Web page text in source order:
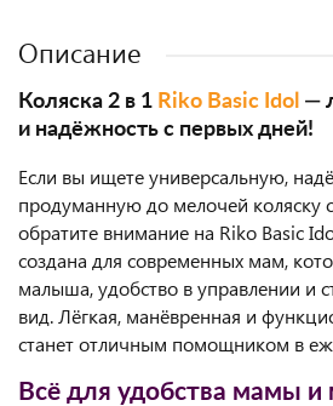
Описание
Коляска 2 в 1 Riko Basic Idol —
и надёжность с первых дней!
Если вы ищете универсальную,
продуманную до мелочей
обратите внимание на Riko Basic
создана для современных мам,
малыша, удобство в управлении и
вид. Лёгкая, манёвренная и
станет отличным помощником в
Всё для удобства мамы